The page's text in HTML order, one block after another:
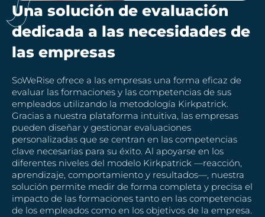
Una solución de evaluación
dedicada a las necesidades de
las empresas
SoWeRise ofrece a las empresas una forma eficaz de
evaluar las formaciones y las competencias de sus
empleados utilizando la metodología Kirkpatrick.
Gracias a nuestra plataforma intuitiva, las empresas
pueden diseñar y gestionar evaluaciones
personalizadas que se centran en las competencias
clave necesarias para su éxito. Al apoyarse en los
diferentes niveles del modelo Kirkpatrick —reacción,
aprendizaje, comportamiento y resultados—, nuestra
solución permite medir de forma completa y precisa el
impacto de las formaciones tanto en las competencias
de los empleados como en los objetivos de la empresa.